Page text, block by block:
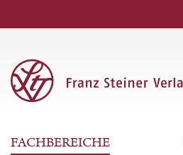
FACHBEREICHE